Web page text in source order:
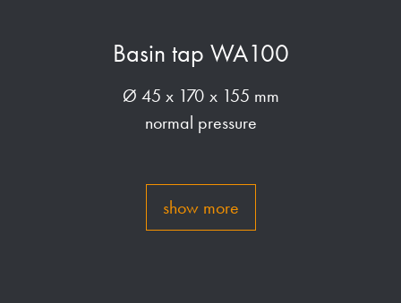
Basin tap WA100
Ø 45 x 170 x 155 mm
normal pressure
show more